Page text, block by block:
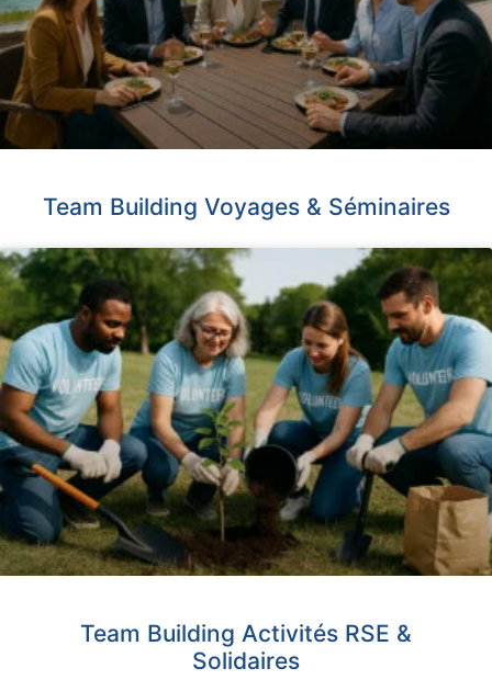
Team Building Voyages & Séminaires
Team Building Activités RSE &
Solidaires